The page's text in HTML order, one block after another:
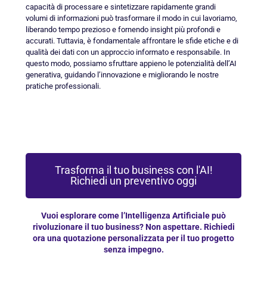
capacità di processare e sintetizzare rapidamente grandi
volumi di informazioni può trasformare il modo in cui lavoriamo,
liberando tempo prezioso e fornendo insight più profondi e
accurati. Tuttavia, è fondamentale affrontare le sfide etiche e di
qualità dei dati con un approccio informato e responsabile. In
questo modo, possiamo sfruttare appieno le potenzialità dell’AI
generativa, guidando l’innovazione e migliorando le nostre
pratiche professionali.
Trasforma il tuo business con l'AI!
Richiedi un preventivo oggi
Vuoi esplorare come l’Intelligenza Artificiale può
rivoluzionare il tuo business? Non aspettare. Richiedi
ora una quotazione personalizzata per il tuo progetto
senza impegno.